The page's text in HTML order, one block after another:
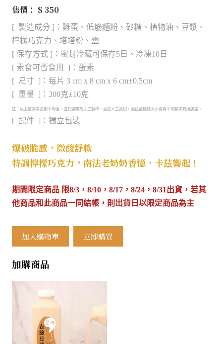
售價： $ 350
[ 製造成分 ]：雞蛋、低筋麵粉、砂糖、植物油、豆漿、
檸檬巧克力 、 塔塔粉、鹽
[ 保存方式 ]：密封冷藏可保存5日、冷凍10日
[ 素食可否食用 ]：蛋素
[ 尺寸 ]：每片 3 cm x 8 cm x 6 cm±0.5cm
[ 重量 ]：300克±10克
註：以上數字為長期平均值，由於蛋糕為手工製作，且由人工裁切，因此蛋糕體大小會與平均數字有所誤差。
[ 配件 ]：獨立包裝
爆破脆感，微酸舒軟
特調檸檬巧克力，南法老奶奶香憶，卡茲響起！
期間限定商品 限8/3，8/10，8/17，8/24，8/31出貨，若其
他商品和此商品一同結帳，則出貨日以限定商品為主
加入購物車 立即購買
加購商品